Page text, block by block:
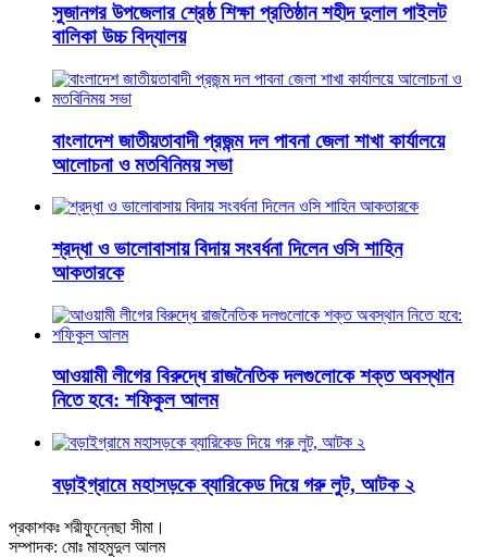
সুজানগর উপজেলার শ্রেষ্ঠ শিক্ষা প্রতিষ্ঠান শহীদ দুলাল পাইলট
বালিকা উচ্চ বিদ্যালয়
বাংলাদেশ জাতীয়তাবাদী প্রজন্ম দল পাবনা জেলা শাখা কার্যালয়ে
আলোচনা ও মতবিনিময় সভা
শ্রদ্ধা ও ভালোবাসায় বিদায় সংবর্ধনা দিলেন ওসি শাহিন
আকতারকে
আওয়ামী লীগের বিরুদ্ধে রাজনৈতিক দলগুলোকে শক্ত অবস্থান
নিতে হবে: শফিকুল আলম
বড়াইগ্রামে মহাসড়কে ব্যারিকেড দিয়ে গরু লুট, আটক ২
প্রকাশকঃ শরীফুন্নেছা সীমা।
সম্পাদক: মোঃ মাহমুদুল আলম